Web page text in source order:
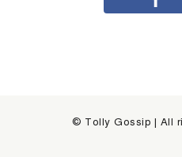
© Tolly Gossip | All